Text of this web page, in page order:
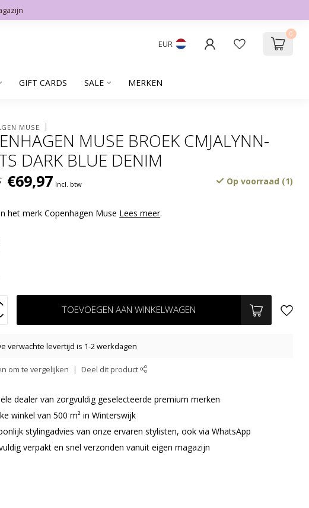
EUR
0
GIFT CARDS SALE MERKEN
MUSE
MUSE BROEK CMJALYNN-
DARK BLUE DENIM
€69,97 Incl. btw Op voorraad (1)
het merk Copenhagen Muse Lees meer.
TOEVOEGEN AAN WINKELWAGEN
verwachte levertijd is 1-2 werkdagen
om te vergelijken Deel dit product
dealer van zorgvuldig geselecteerde premium merken
winkel van 500 m² in Winterswijk
stylingadvies van onze ervaren stylisten, ook via WhatsApp
verpakt en snel verzonden vanuit eigen magazijn